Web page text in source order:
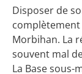
Disposer de
complètement
Morbihan. La
souvent mal
La Base sous-